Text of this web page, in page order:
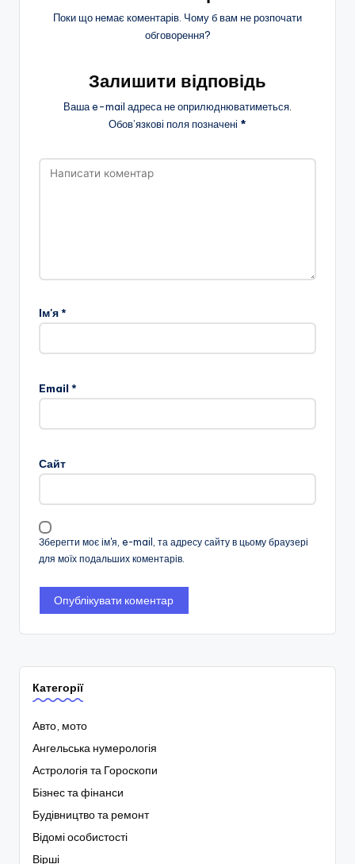
Поки що немає коментарів. Чому б вам не розпочати
обговорення?
Залишити відповідь
Ваша e-mail адреса не оприлюднюватиметься.
Обов’язкові поля позначені *
Ім'я*
Email *
Сайт
Зберегти моє ім'я, e-mail, та адресу сайту в цьому браузері
для моїх подальших коментарів.
Категорії
Авто, мото
Ангельська нумерологія
Астрологія та Гороскопи
Бізнес та фінанси
Будівництво та ремонт
Відомі особистості
Вірші